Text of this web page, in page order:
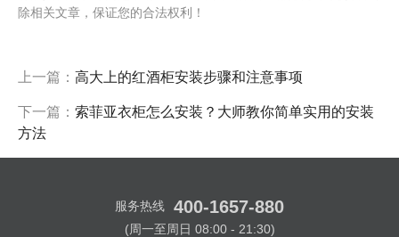
除相关文章，保证您的合法权利！
上一篇： 高大上的红酒柜安装步骤和注意事项
下一篇： 索菲亚衣柜怎么安装？大师教你简单实用的安装
方法
服务热线 400-1657-880
(周一至周日 08:00 - 21:30)